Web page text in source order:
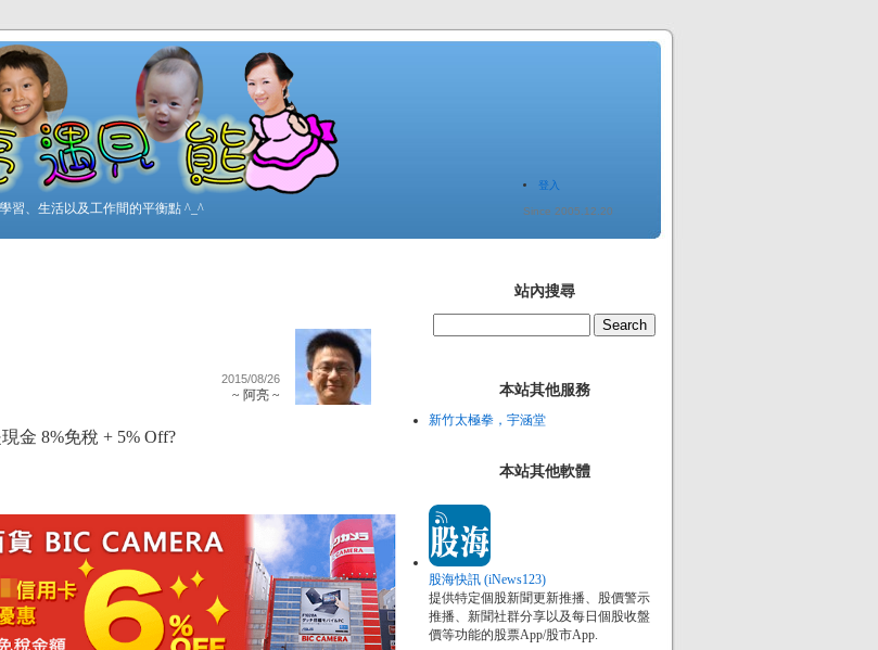
習、生活以及工作間的平衡點 ^_^
登入
Since 2005.12.20
2015/08/26
~ 阿亮 ~
金 8%免稅 + 5% Off?
站內搜尋
本站其他服務
新竹太極拳，宇涵堂
本站其他軟體
股海快訊 (iNews123)
提供特定個股新聞更新推播、股價警示
推播、新聞社群分享以及每日個股收盤
價等功能的股票App/股市App.